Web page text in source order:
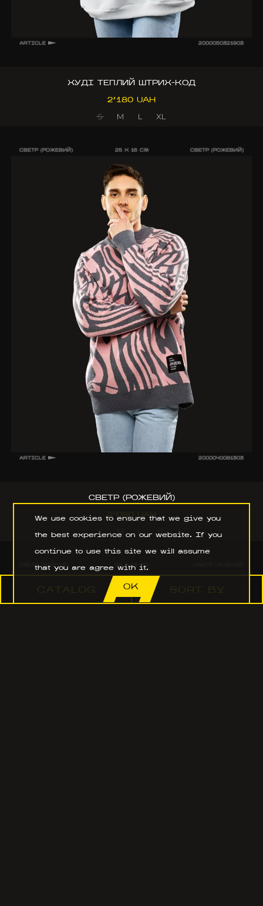
CATALOG SORT BY
ARTICLE 2000050321903
ХУДІ ТЕПЛИЙ ШТРИХ-КОД
2’180 UAH
S
M L XL
СВЕТР (РОЖЕВИЙ) 25 X 16 CM СВЕТР (РОЖЕВИЙ)
ARTICLE 2000040081303
СВЕТР (РОЖЕВИЙ)
2’080 UAH
S
СВЕТР (ЖОВТИЙ) 25 X 16 CM
We use cookies to ensure that we give you
the best experience on our website. If you
continue to use this site we will assume
that you are agree with it.
OK